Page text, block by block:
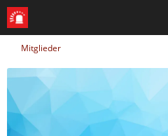
Mitglieder